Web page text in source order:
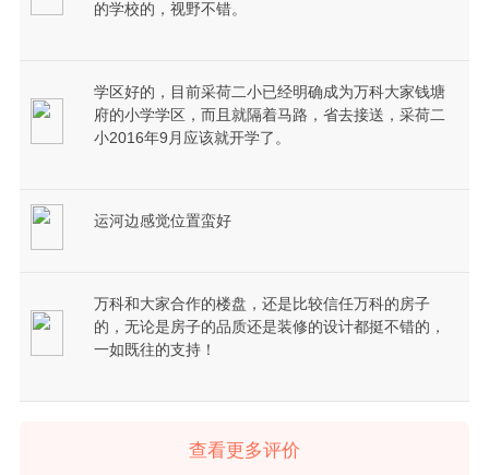
的学校的，视野不错。
学区好的，目前采荷二小已经明确成为万科大家钱塘
府的小学学区，而且就隔着马路，省去接送，采荷二
小2016年9月应该就开学了。
运河边感觉位置蛮好
万科和大家合作的楼盘，还是比较信任万科的房子
的，无论是房子的品质还是装修的设计都挺不错的，
一如既往的支持！
查看更多评价